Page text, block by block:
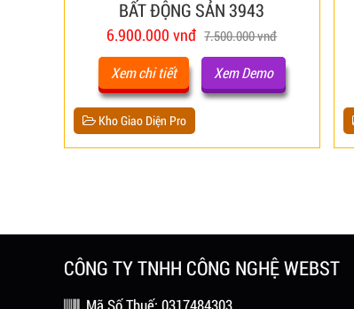
BẤT ĐỘNG SẢN 3943
6.900.000 vnđ 7.500.000 vnđ
Xem chi tiết Xem Demo
Kho Giao Diện Pro
CÔNG TY TNHH CÔNG NGHỆ WEBST